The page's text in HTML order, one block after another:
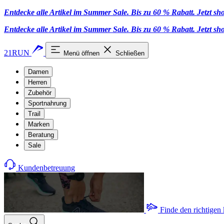
Entdecke alle Artikel im Summer Sale. Bis zu 60 % Rabatt. Jetzt
Entdecke alle Artikel im Summer Sale. Bis zu 60 % Rabatt. Jetzt
21RUN Menü öffnen Schließen
Damen
Herren
Zubehör
Sportnahrung
Trail
Marken
Beratung
Sale
Kundenbetreuung
Finde den richtigen